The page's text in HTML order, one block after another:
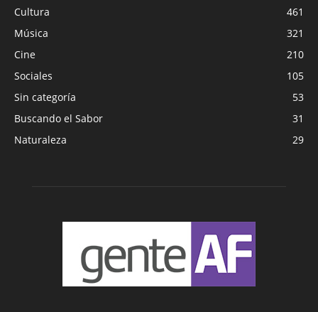
Cultura
461
Música
321
Cine
210
Sociales
105
Sin categoría
53
Buscando el Sabor
31
Naturaleza
29